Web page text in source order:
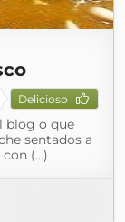
Delicioso
blog o que
sentados a
(...)